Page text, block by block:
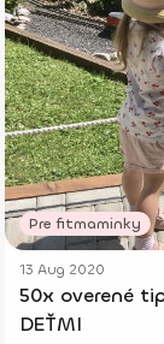
Pre fitmaminky
13 Aug 2020
50x overené
DEŤMI